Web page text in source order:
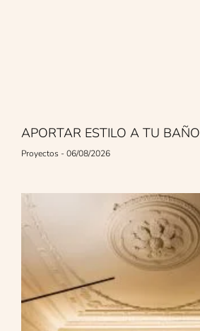
APORTAR ESTILO A TU BAÑO
Proyectos 06/08/2026